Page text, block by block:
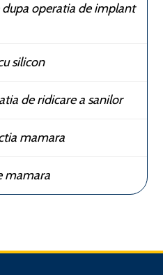
operatia de implant
silicon
de ridicare a sanilor
mamara
mamara